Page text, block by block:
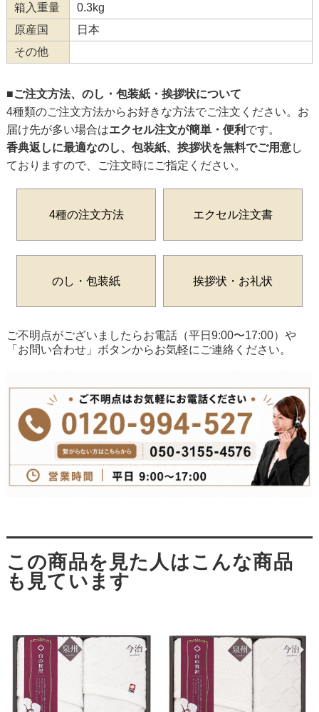
箱入重量
0.3kg
原産国
日本
その他
■ご注文方法、のし・包装紙・挨拶状について
4種類のご注文方法からお好きな方法でご注文ください。お
届け先が多い場合はエクセル注文が簡単・便利 です。
香典返しに最適なのし、包装紙、挨拶状を無料でご用意し
ておりますので、ご注文時にご指定ください。
4種の注文方法 エクセル注文書
のし・包装紙 挨拶状・お礼状
ご不明点がございましたらお電話（平日9:00〜17:00）や
「お問い合わせ」ボタンからお気軽にご連絡ください。